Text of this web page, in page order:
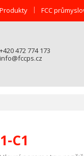
Produkty FCC
+420 472 774 173
info@fccps.cz
C1